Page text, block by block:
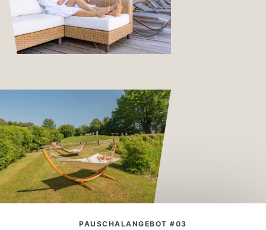
PAUSCHALANGEBOT #03